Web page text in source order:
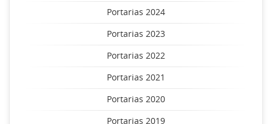
Portarias 2024
Portarias 2023
Portarias 2022
Portarias 2021
Portarias 2020
Portarias 2019